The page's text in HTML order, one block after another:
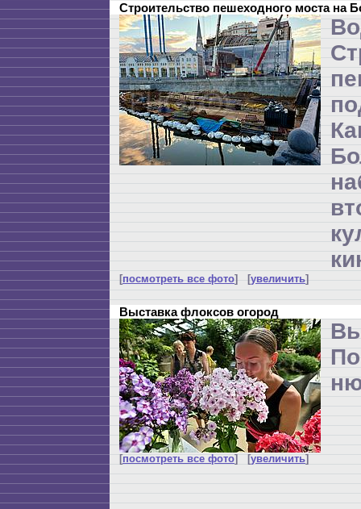
Строительство пешеходного моста на
[посмотреть все фото] [увеличить]
Выставка флоксов огород
[посмотреть все фото] [увеличить]